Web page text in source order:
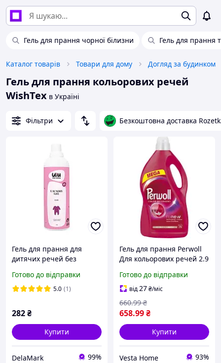
Гель для прання чорної білизни Гель для прання
Каталог товарів Товари для дому Догляд за будинком
Гель для прання кольорових речей
WishTex в Україні
Фільтри Безкоштовна доставка
Гель для прання для
дитячих речей без
Готово до відправки
5.0 (1)
282₴
Купити
DelaMark 99%
Гель для прання Perwoll
Для кольорових речей 2.9
mag
Готово до відправки
від27₴/міс
658.99₴
660.99 ₴
Купити
Vesta Home 93%